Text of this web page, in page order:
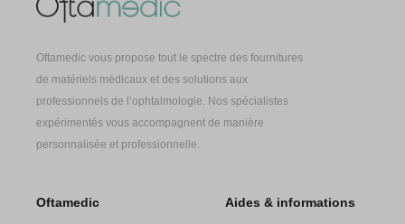
Oftamedic vous propose tout le spectre des fournitures
de matériels médicaux et des solutions aux
professionnels de l’ophtalmologie. Nos spécialistes
expérimentés vous accompagnent de manière
personnalisée et professionnelle.
Oftamedic Aides & informations